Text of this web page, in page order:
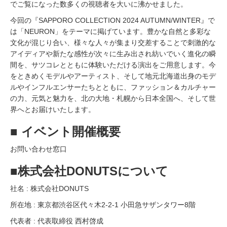
でご覧になった数多くの視聴者を大いに沸かせました。
今回の『SAPPORO COLLECTION 2024 AUTUMN/WINTER』で
は「NEURON」をテーマに掲げています。豊かな自然と多彩な
文化が混じり合い、様々な人々が集まり交差することで刺激的な
アイディアや新たな感性が次々に生み出され紡いでいく進化の瞬
間を、サツコレとともに体験いただける演出をご用意します。今
をときめくモデルやアーティスト、そして地元北海道出身のモデ
ルやインフルエンサーたちとともに、ファッション＆カルチャー
の力、元気と魅力を、北の大地・札幌から日本全国へ、そして世
界へとお届けいたします。
■ イベント開催概要
お問い合わせ窓口
■株式会社DONUTSについて
社名 : 株式会社DONUTS
所在地 : 東京都渋谷区代々木2-2-1 小田急サザンタワー8階
代表者 : 代表取締役 西村啓成